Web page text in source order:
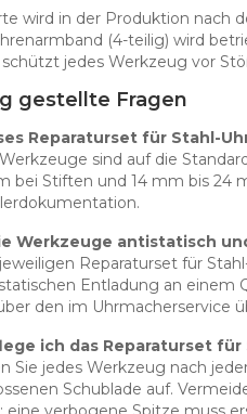
wird in der Produktion nach
(4-teilig) wird
schützt jedes Werkzeug vor
gestellte Fragen
Reparaturset für Stahl-
sind auf die
bei Stiften und 14 mm bis 24
Werkzeuge antistatisch
Reparaturset für
Entladung an einem
den im Uhrmacherservice
ich das Reparaturset
Sie jedes Werkzeug nach
Schublade auf.